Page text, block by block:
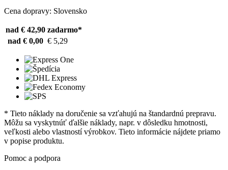
Cena dopravy: Slovensko
nad € 42,90 zadarmo*
nad € 0,00 € 5,29
* Tieto náklady na doručenie sa vzťahujú na štandardnú prepravu.
Môžu sa vyskytnúť ďalšie náklady, napr. v dôsledku hmotnosti,
veľkosti alebo vlastností výrobkov. Tieto informácie nájdete priamo
v popise produktu.
Pomoc a podpora